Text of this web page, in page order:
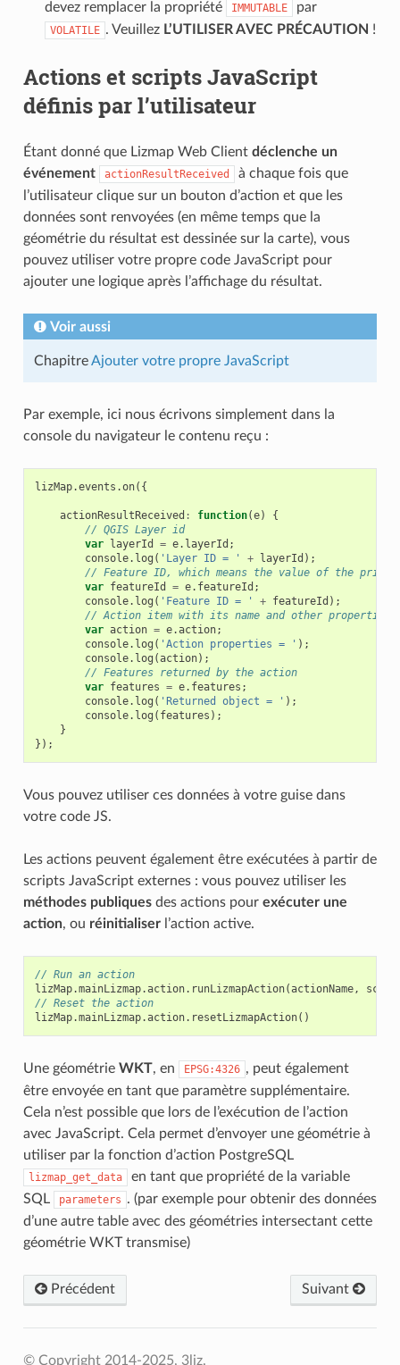
devez remplacer la propriété
IMMUTABLE par
VOLATILE . Veuillez L’UTILISER AVEC PRÉCAUTION !
Actions et scripts JavaScript
définis par l’utilisateur
Étant donné que Lizmap Web Client déclenche un
événement
actionResultReceived
à chaque fois que
l’utilisateur clique sur un bouton d’action et que les
données sont renvoyées (en même temps que la
géométrie du résultat est dessinée sur la carte), vous
pouvez utiliser votre propre code JavaScript pour
ajouter une logique après l’affichage du résultat.
Voir aussi
ChapitreAjouter votre propre JavaScript
Par exemple, ici nous écrivons simplement dans la
console du navigateur le contenu reçu :
lizMap.events .on({
actionResultReceived : function(e)
{
// QGIS Layer id
var
layerId = e. layerId ;
console. log ( 'Layer ID = ' + layerId );
// Feature ID, which means the value of the
var featureId = e. featureId ;
console. log ( 'Feature ID = ' + featureId );
// Action item with its name and other
var action = e.action;
console. log ( 'Action properties = ' );
console. log (action);
// Features returned by the action
var features = e. features ;
console. log ( 'Returned object = ' );
console. log ( features );
}
});
Vous pouvez utiliser ces données à votre guise dans
votre code JS.
Les actions peuvent également être exécutées à partir de
scripts JavaScript externes : vous pouvez utiliser les
méthodes publiquesdes actions pour exécuter une
action, ou réinitialiserl’action active.
// Run an action
lizMap.mainLizmap.action. runLizmapAction(actionName,
scope
// Reset the action
lizMap.mainLizmap.action. resetLizmapAction()
Une géométrie WKT, en EPSG:4326 , peut également
être envoyée en tant que paramètre supplémentaire.
Cela n’est possible que lors de l’exécution de l’action
avec JavaScript. Cela permet d’envoyer une géométrie à
utiliser par la fonction d’action PostgreSQL
lizmap_get_data
en tant que propriété de la variable
SQL
parameters . (par exemple pour obtenir des données
d’une autre table avec des géométries intersectant cette
géométrie WKT transmise)
Précédent Suivant
© Copyright 2014-2025, 3liz.